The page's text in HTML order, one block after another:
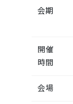
会期
開催
時間
会場